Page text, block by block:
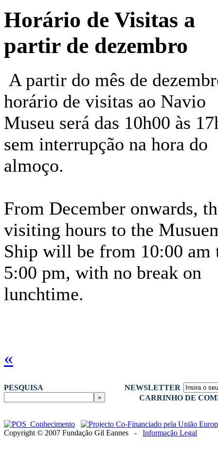
Horário de Visitas a
partir de dezembro
A partir do mês de
horário de visitas ao Navio
Museu será das 10h00 às
sem interrupção na hora do
almoço.
From December onwards,
visiting hours to the
Ship will be from 10:00 am
5:00 pm, with no break on
lunchtime.
«
PESQUISA
NEWSLETTER
CARRINHO DE
Copyright © 2007 Fundação Gil Eannes - Informação Legal